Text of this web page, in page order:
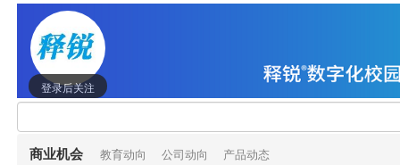
登录后关注
商业机会 教育动向 公司动向 产品动态